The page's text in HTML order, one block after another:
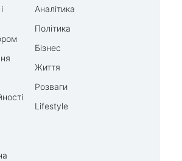
Аналітика
Політика
Бізнес
Життя
Розваги
Lifestyle